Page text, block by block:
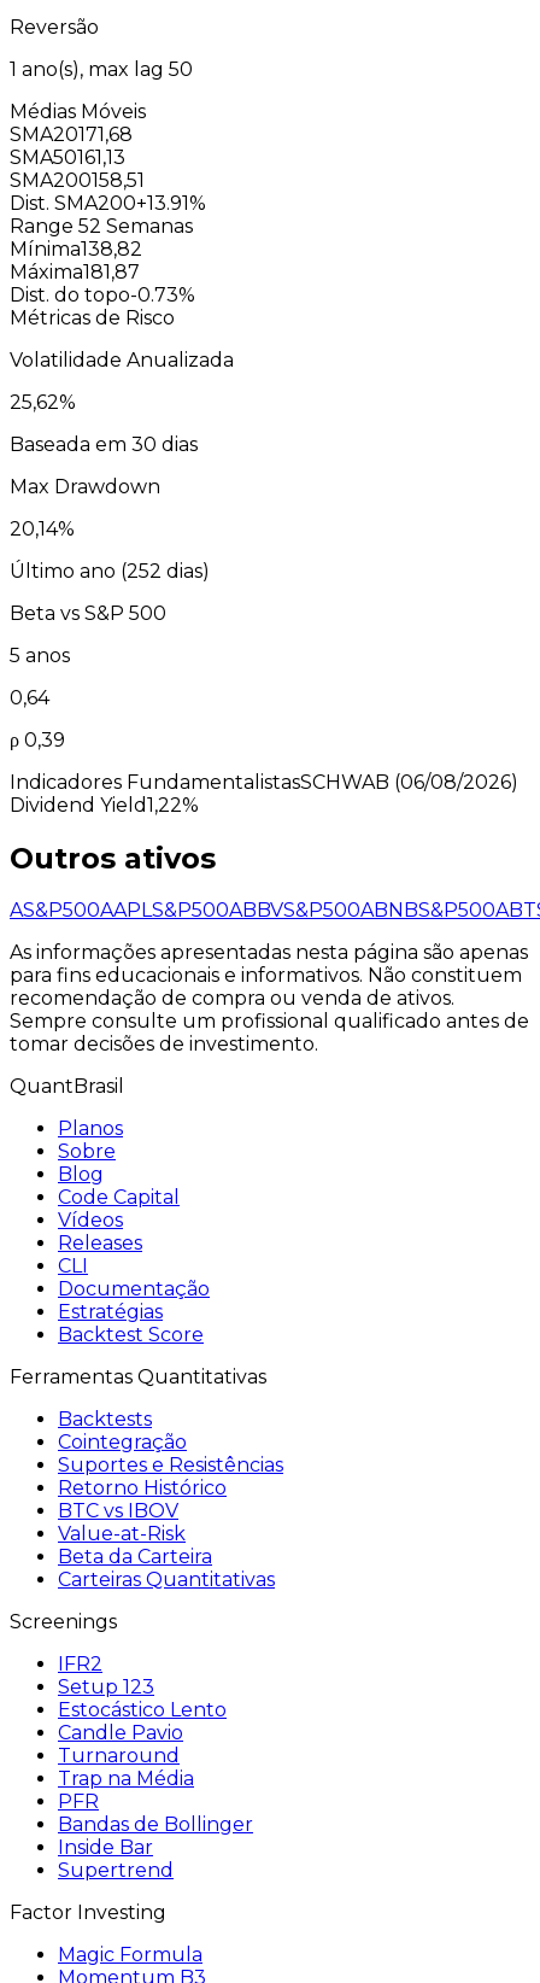
Reversão
1 ano(s), max lag 50
Médias Móveis
SMA20171,68
SMA50161,13
SMA200158,51
Dist. SMA200+13.91%
Range 52 Semanas
Mínima138,82
Máxima181,87
Dist. do topo-0.73%
Métricas de Risco
Volatilidade Anualizada
25,62%
Baseada em 30 dias
Max Drawdown
20,14%
Último ano (252 dias)
Beta vs S&P 500
5 anos
0,64
ρ 0,39
Indicadores FundamentalistasSCHWAB (06/08/2026)
Dividend Yield1,22%
Outros ativos
AS&P500AAPLS&P500ABBVS&P500ABNBS&P500ABT
As informações apresentadas nesta página são apenas
para fins educacionais e informativos. Não constituem
recomendação de compra ou venda de ativos.
Sempre consulte um profissional qualificado antes de
tomar decisões de investimento.
QuantBrasil
Planos
Sobre
Blog
Code Capital
Vídeos
Releases
CLI
Documentação
Estratégias
Backtest Score
Ferramentas Quantitativas
Backtests
Cointegração
Suportes e Resistências
Retorno Histórico
BTC vs IBOV
Value-at-Risk
Beta da Carteira
Carteiras Quantitativas
Screenings
IFR2
Setup 123
Estocástico Lento
Candle Pavio
Turnaround
Trap na Média
PFR
Bandas de Bollinger
Inside Bar
Supertrend
Factor Investing
Magic Formula
Momentum B3